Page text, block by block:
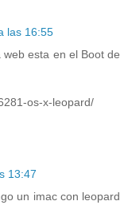
las 16:55
esta en el Boot de
os-x-leopard/
13:47
un imac con leopard